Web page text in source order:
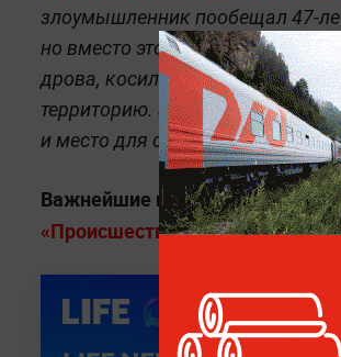
злоумышленник пообещал 47-
но вместо этого сделал его
дрова, косил траву, работал на
территорию. За свой труд он не
и место для сна. За плохую
Важнейшие новости о ЧП и
«Происшествия» на Life.ru.